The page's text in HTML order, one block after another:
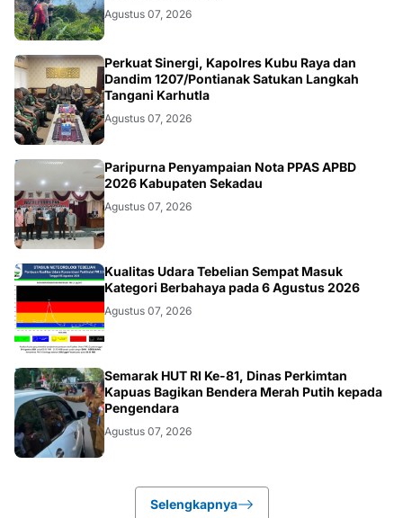
Agustus 07, 2026
KALBAR
Perkuat Sinergi, Kapolres Kubu Raya dan
Dandim 1207/Pontianak Satukan Langkah
Tangani Karhutla
Agustus 07, 2026
DAERAH
Paripurna Penyampaian Nota PPAS APBD
2026 Kabupaten Sekadau
Agustus 07, 2026
KALBAR
Kualitas Udara Tebelian Sempat Masuk
Kategori Berbahaya pada 6 Agustus 2026
Agustus 07, 2026
DAERAH
Semarak HUT RI Ke-81, Dinas Perkimtan
Kapuas Bagikan Bendera Merah Putih kepada
Pengendara
Agustus 07, 2026
Selengkapnya